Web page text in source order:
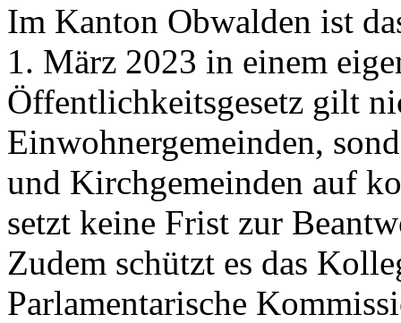
Im Kanton Obwalden ist
1. März 2023 in einem
Öffentlichkeitsgesetz gilt
Einwohnergemeinden,
und Kirchgemeinden auf
setzt keine Frist zur
Zudem schützt es das
Parlamentarische